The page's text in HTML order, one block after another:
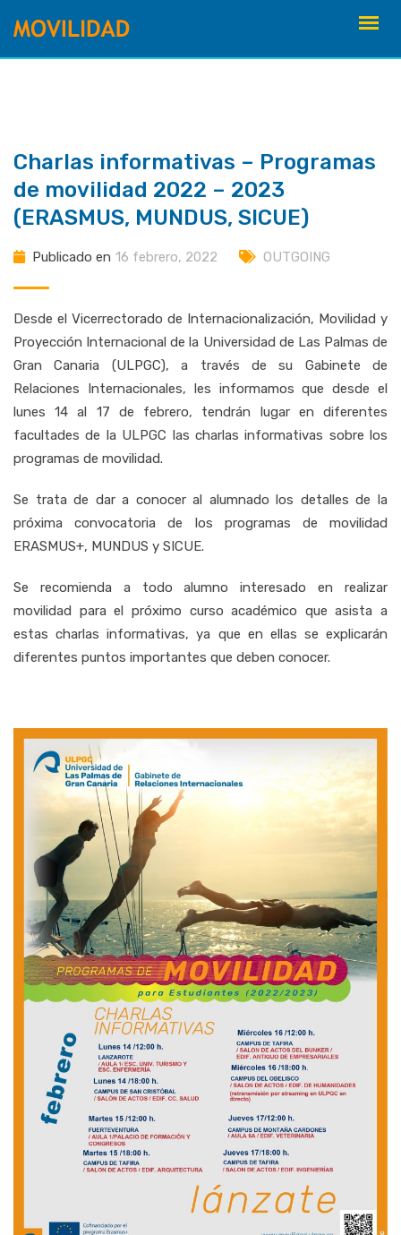
contenido
Charlas informativas – Programas
de movilidad 2022 – 2023
(ERASMUS, MUNDUS, SICUE)
Publicado en 16 febrero, 2022 OUTGOING
Desde el Vicerrectorado de Internacionalización, Movilidad y
Proyección Internacional de la Universidad de Las Palmas de
Gran Canaria (ULPGC), a través de su Gabinete de
Relaciones Internacionales, les informamos que desde el
lunes 14 al 17 de febrero, tendrán lugar en diferentes
facultades de la ULPGC las charlas informativas sobre los
programas de movilidad.
Se trata de dar a conocer al alumnado los detalles de la
próxima convocatoria de los programas de movilidad
ERASMUS+, MUNDUS y SICUE.
Se recomienda a todo alumno interesado en realizar
movilidad para el próximo curso académico que asista a
estas charlas informativas, ya que en ellas se explicarán
diferentes puntos importantes que deben conocer.